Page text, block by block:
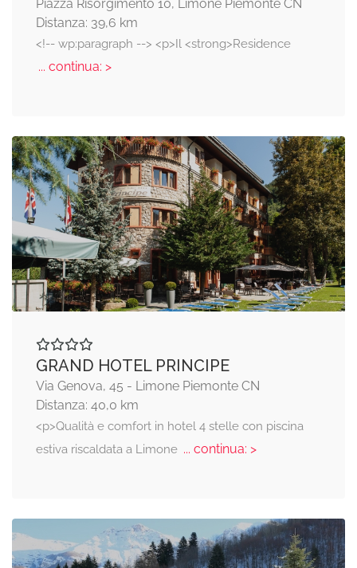
Piazza Risorgimento 10, Limone Piemonte CN
Distanza: 39,6 km
<!-- wp:paragraph --> <p>Il <strong>Residence
... continua: >
GRAND HOTEL PRINCIPE
Via Genova, 45 - Limone Piemonte CN
Distanza: 40,0 km
<p>Qualità e comfort in hotel 4 stelle con piscina
estiva riscaldata a Limone... continua: >